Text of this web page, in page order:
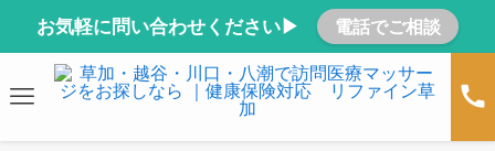
お気軽に問い合わせください▶ 電話でご相談